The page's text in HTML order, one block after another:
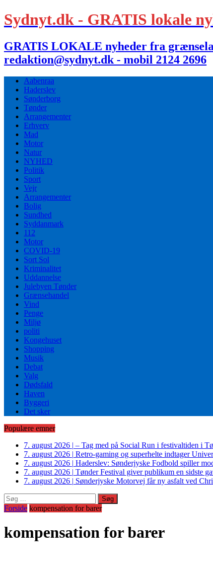
Sydnyt.dk - GRATIS lokale
GRATIS LOKALE nyheder fra
redaktion@sydnyt.dk - mobil 2124 2696
Aabenraa
Haderslev
Sønderborg
Tønder
Arrangementer
Erhverv
Mad
Motor
Natur
NYHED
Politik
Sport
Vejr
Arrangementer
Bolig
Sundhed
Syddanmark
112
Motor
COVID-19
Sort Sol
Kriminalitet
Uddannelse
Julebyen Tønder
Grænsehandel
Vind
Penge
Miljø
politi
Kongehuset
Shopping
Musik
Debat
Valg
Dødsfald
Haven
Byggeri
Det sker
Populære emner
7. august 2026 | – Tag med på Social Run i festivaltiden i
7. august 2026 | Retro-gaming og superhelte indtager
7. august 2026 | Haderslev: Sønderjyske Fodbold spiller
7. august 2026 | Tønder Festival giver publikum en sidste
7. august 2026 | Sønderjyske Motorvej får ny asfalt ved
Søg
efter:
Forside kompensation for barer
kompensation for barer